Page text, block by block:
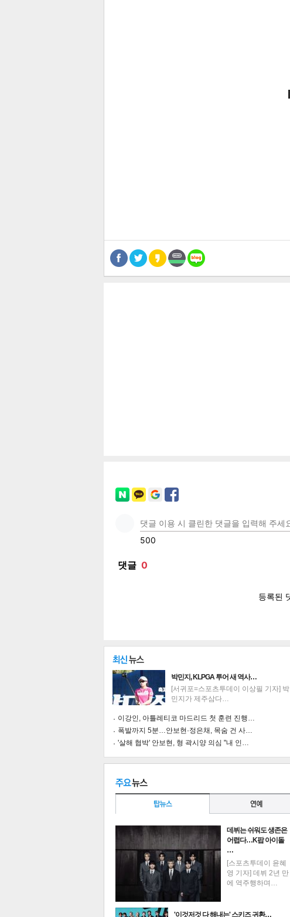
공유 유
트위 카카
박민지, KLPGA 투어 새 역사…
[서귀포=스포츠투데이 이상필 기자] 박
민지가 제주삼다…
이강인, 아틀레티코 마드리드 첫 훈련 진행…
폭발까지 5분…안보현·정은채, 목숨 건 사…
'살해 협박' 안보현, 형 곽시양 의심 "내 인…
데뷔는 쉬워도 생존은
어렵다…K팝 아이돌
…
[스포츠투데이 윤혜
영 기자] 데뷔 2년 만
에 역주행하며…
'이것저것 다 해내는' 스키즈 귀환…